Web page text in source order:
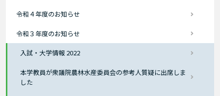
令和４年度のお知らせ
令和３年度のお知らせ
入試・大学情報 2022
本学教員が衆議院農林水産委員会の参考人質疑に出席しま
した